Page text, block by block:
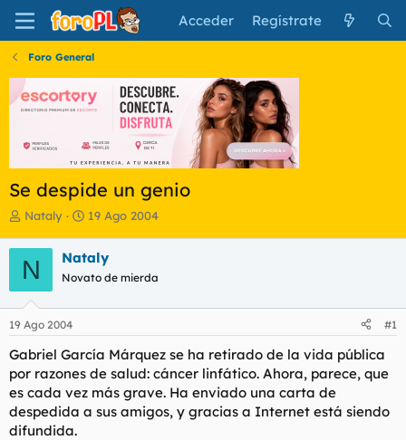
Acceder Regístrate
Foro General
Se despide un genio
I
i
c
i
a
d
o
d
e
t
e
Nataly
F
h
a
e
i
c
i
o
19 Ago 2004
N Nataly
Novato de mierda
19 Ago 2004 #1
Gabriel García Márquez se ha retirado de la vida pública
por razones de salud: cáncer linfático. Ahora, parece, que
es cada vez más grave. Ha enviado una carta de
despedida a sus amigos, y gracias a Internet está siendo
difundida.